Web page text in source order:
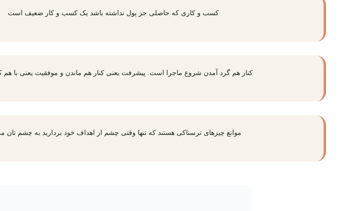
کسب و کاری که حاصلی جز پول نداشته باشد یک کسب و کار ضعیف است
کنار هم گرد آمدن شروع ماجرا است. پیشرفت یعنی کنار هم ماندن و موفقیت یعنی با هم
موانع چیزهای ترسناکی هستند که تنها وقتی چشم از اهداف خود بردارید به چشم تان